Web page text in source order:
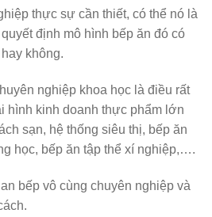
thực sự cần thiết, có thể nó là
định mô hình bếp ăn đó có
không.
nghiệp khoa học là điều rất
hình kinh doanh thực phẩm lớn
sạn, hệ thống siêu thị, bếp ăn
học, bếp ăn tập thể xí nghiệp,….
bếp vô cùng chuyên nghiệp và